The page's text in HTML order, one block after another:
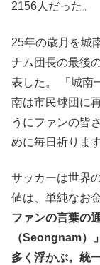
2156人だった。
25年の歳月を城
ナム団長の最後
表した。 「城南
南は市民球団に
うにファンの皆
めに毎日祈ります
サッカーは世界
値は、単純なお
ファンの言葉の
（Seongnam）
多く浮かぶ。統